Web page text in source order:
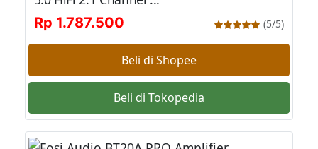
Rp 1.787.500
(5/5)
Beli di Shopee
Beli di Tokopedia